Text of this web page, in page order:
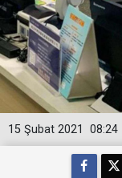
08:24
15 Şubat 2021